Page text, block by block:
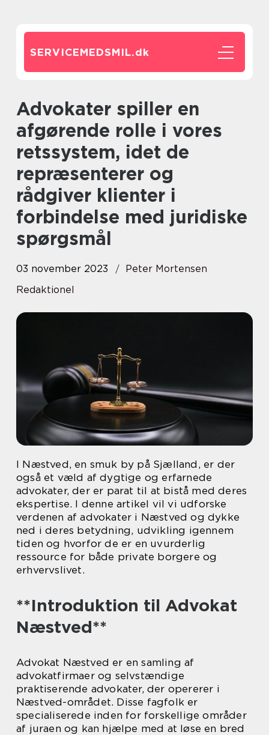
SERVICEMEDSMIL.dk
Advokater spiller en
afgørende rolle i vores
retssystem, idet de
repræsenterer og
rådgiver klienter i
forbindelse med juridiske
spørgsmål
03 november 2023
Peter Mortensen
Redaktionel
I Næstved, en smuk by på Sjælland, er der
også et væld af dygtige og erfarnede
advokater, der er parat til at bistå med deres
ekspertise. I denne artikel vil vi udforske
verdenen af advokater i Næstved og dykke
ned i deres betydning, udvikling igennem
tiden og hvorfor de er en uvurderlig
ressource for både private borgere og
erhvervslivet.
**Introduktion til Advokat
Næstved**
Advokat Næstved er en samling af
advokatfirmaer og selvstændige
praktiserende advokater, der opererer i
Næstved-området. Disse fagfolk er
specialiserede inden for forskellige områder
af juraen og kan hjælpe med at løse en bred